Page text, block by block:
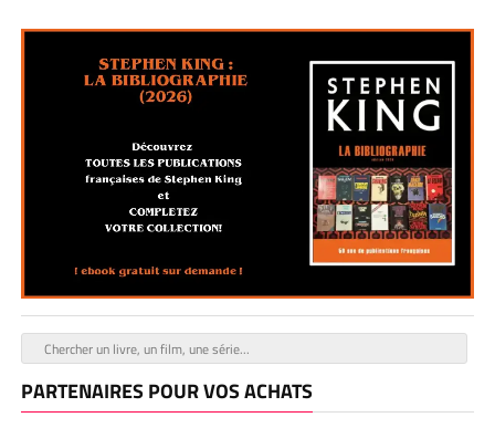
PARTENAIRES POUR VOS ACHATS